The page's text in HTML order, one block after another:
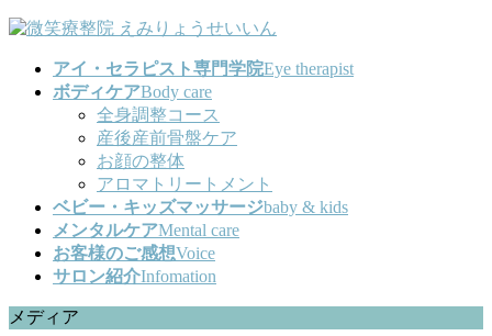
コ
ナ
アイ・セラピスト専門学院Eye therapist
ボディケアBody care
全身調整コース
産後産前骨盤ケア
お顔の整体
アロマトリートメント
ベビー・キッズマッサージbaby & kids
メンタルケアMental care
お客様のご感想Voice
サロン紹介Infomation
メディア